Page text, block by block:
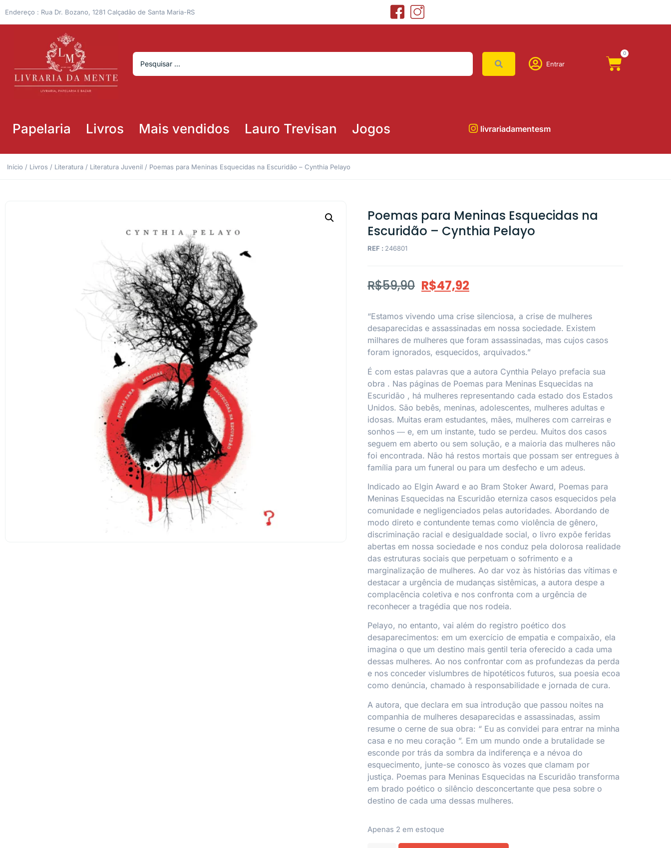
Endereço : Rua Dr. Bozano, 1281 Calçadão de Santa Maria-RS
Entrar
0
Papelaria Livros Mais vendidos Lauro Trevisan Jogos livrariadamentesm
Início / Livros / Literatura / Literatura Juvenil / Poemas para Meninas Esquecidas na Escuridão – Cynthia Pelayo
Poemas para Meninas Esquecidas na
Escuridão – Cynthia Pelayo
REF : 246801
R$59,90 R$47,92
“Estamos vivendo uma crise silenciosa, a crise de mulheres
desaparecidas e assassinadas em nossa sociedade. Existem
milhares de mulheres que foram assassinadas, mas cujos casos
foram ignorados, esquecidos, arquivados.”
É com estas palavras que a autora Cynthia Pelayo prefacia sua
obra . Nas páginas de Poemas para Meninas Esquecidas na
Escuridão , há mulheres representando cada estado dos Estados
Unidos. São bebês, meninas, adolescentes, mulheres adultas e
idosas. Muitas eram estudantes, mães, mulheres com carreiras e
sonhos ― e, em um instante, tudo se perdeu. Muitos dos casos
seguem em aberto ou sem solução, e a maioria das mulheres não
foi encontrada. Não há restos mortais que possam ser entregues à
família para um funeral ou para um desfecho e um adeus.
Indicado ao Elgin Award e ao Bram Stoker Award, Poemas para
Meninas Esquecidas na Escuridão eterniza casos esquecidos pela
comunidade e negligenciados pelas autoridades. Abordando de
modo direto e contundente temas como violência de gênero,
discriminação racial e desigualdade social, o livro expõe feridas
abertas em nossa sociedade e nos conduz pela dolorosa realidade
das estruturas sociais que perpetuam o sofrimento e a
marginalização de mulheres. Ao dar voz às histórias das vítimas e
destacar a urgência de mudanças sistêmicas, a autora despe a
complacência coletiva e nos confronta com a urgência de
reconhecer a tragédia que nos rodeia.
Pelayo, no entanto, vai além do registro poético dos
desaparecimentos: em um exercício de empatia e compaixão, ela
imagina o que um destino mais gentil teria oferecido a cada uma
dessas mulheres. Ao nos confrontar com as profundezas da perda
e nos conceder vislumbres de hipotéticos futuros, sua poesia ecoa
como denúncia, chamado à responsabilidade e jornada de cura.
A autora, que declara em sua introdução que passou noites na
companhia de mulheres desaparecidas e assassinadas, assim
resume o cerne de sua obra: “ Eu as convidei para entrar na minha
casa e no meu coração ”. Em um mundo onde a brutalidade se
esconde por trás da sombra da indiferença e a névoa do
esquecimento, junte-se conosco às vozes que clamam por
justiça. Poemas para Meninas Esquecidas na Escuridão transforma
em brado poético o silêncio desconcertante que pesa sobre o
destino de cada uma dessas mulheres.
Apenas 2 em estoque